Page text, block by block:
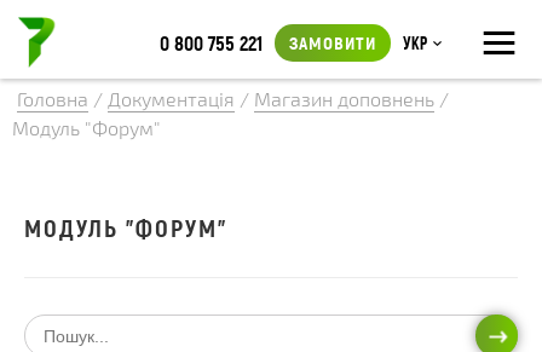
≡
0 800 755 221 ЗАМОВИТИ Укр
Головна / Документація / Магазин доповнень /
Модуль "Форум"
МОДУЛЬ "ФОРУМ"